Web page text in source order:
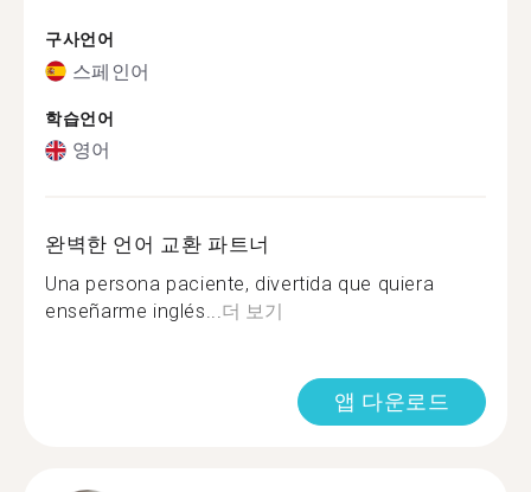
구사언어
스페인어
학습언어
영어
완벽한 언어 교환 파트너
Una persona paciente, divertida que quiera
enseñarme inglés...더 보기
앱 다운로드